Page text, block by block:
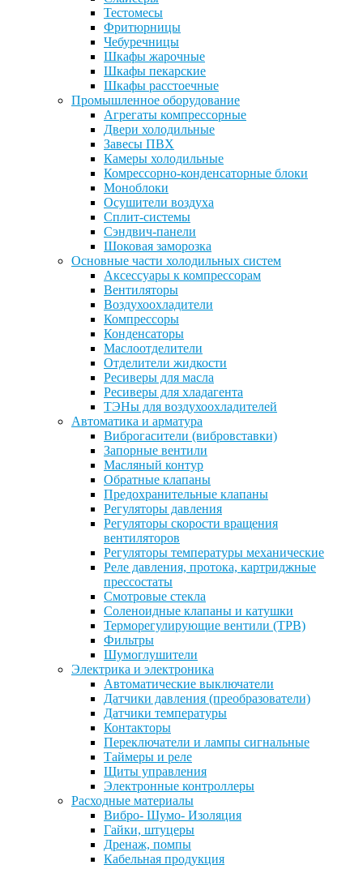
Тестомесы
Фритюрницы
Чебуречницы
Шкафы жарочные
Шкафы пекарские
Шкафы расстоечные
Промышленное оборудование
Агрегаты компрессорные
Двери холодильные
Завесы ПВХ
Камеры холодильные
Комрессорно-конденсаторные блоки
Моноблоки
Осушители воздуха
Сплит-системы
Сэндвич-панели
Шоковая заморозка
Основные части холодильных систем
Аксессуары к компрессорам
Вентиляторы
Воздухоохладители
Компрессоры
Конденсаторы
Маслоотделители
Отделители жидкости
Ресиверы для масла
Ресиверы для хладагента
ТЭНы для воздухоохладителей
Автоматика и арматура
Виброгасители (вибровставки)
Запорные вентили
Масляный контур
Обратные клапаны
Предохранительные клапаны
Регуляторы давления
Регуляторы скорости вращения
вентиляторов
Регуляторы температуры механические
Реле давления, протока, картриджные
прессостаты
Смотровые стекла
Соленоидные клапаны и катушки
Терморегулирующие вентили (ТРВ)
Фильтры
Шумоглушители
Электрика и электроника
Автоматические выключатели
Датчики давления (преобразователи)
Датчики температуры
Контакторы
Переключатели и лампы сигнальные
Таймеры и реле
Щиты управления
Электронные контроллеры
Расходные материалы
Вибро- Шумо- Изоляция
Гайки, штуцеры
Дренаж, помпы
Кабельная продукция